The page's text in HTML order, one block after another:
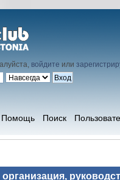
войдите или
Помощь Поиск